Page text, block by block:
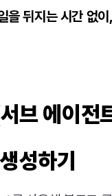
을 뒤지는 시간 없
에이전
성하기